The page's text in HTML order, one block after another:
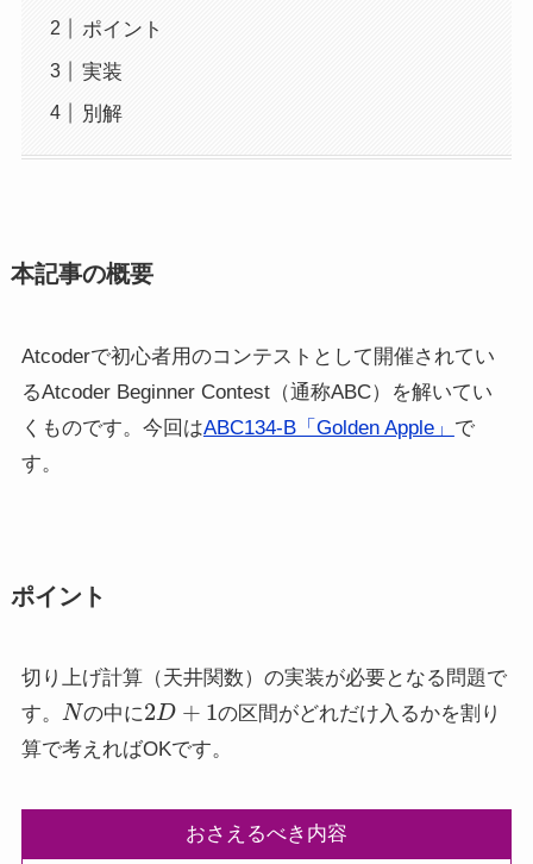
ポイント
実装
別解
本記事の概要
Atcoderで初心者用のコンテストとして開催されてい
るAtcoder Beginner Contest（通称ABC）を解いてい
くものです。今回はABC134-B「Golden Apple」 で
す。
ポイント
切り上げ計算（天井関数）の実装が必要となる問題で
す。
N
の中に
2 D+ 1
の区間がどれだけ入るかを割り
算で考えればOKです。
おさえるべき内容